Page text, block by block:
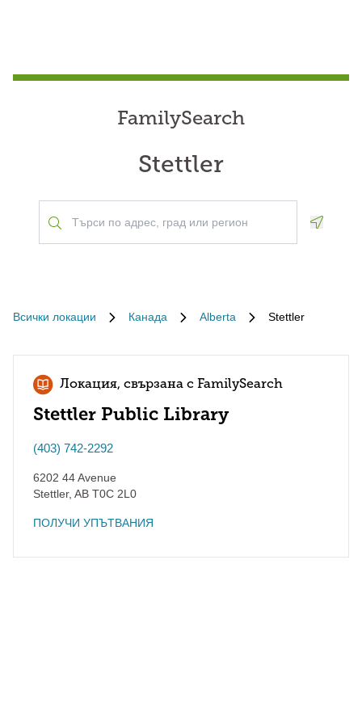
FamilySearch
Stettler
Всички локации Канада Alberta Stettler
Локация, свързана с FamilySearch
Stettler Public Library
(403) 742-2292
6202 44 Avenue
Stettler, AB T0C 2L0
ПОЛУЧИ УПЪТВАНИЯ